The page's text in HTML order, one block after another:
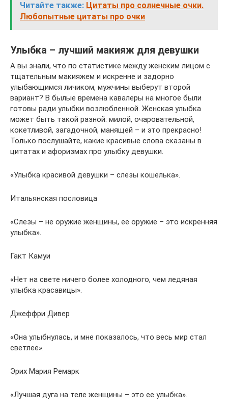
Читайте также: Цитаты про солнечные очки.
Любопытные цитаты про очки
Улыбка – лучший макияж для девушки
А вы знали, что по статистике между женским лицом с
тщательным макияжем и искренне и задорно
улыбающимся личиком, мужчины выберут второй
вариант? В былые времена кавалеры на многое были
готовы ради улыбки возлюбленной. Женская улыбка
может быть такой разной: милой, очаровательной,
кокетливой, загадочной, манящей – и это прекрасно!
Только послушайте, какие красивые слова сказаны в
цитатах и афоризмах про улыбку девушки.
«Улыбка красивой девушки – слезы кошелька».
Итальянская пословица
«Слезы – не оружие женщины, ее оружие – это искренняя
улыбка».
Гакт Камуи
«Нет на свете ничего более холодного, чем ледяная
улыбка красавицы».
Джеффри Дивер
«Она улыбнулась, и мне показалось, что весь мир стал
светлее».
Эрих Мария Ремарк
«Лучшая дуга на теле женщины – это ее улыбка».